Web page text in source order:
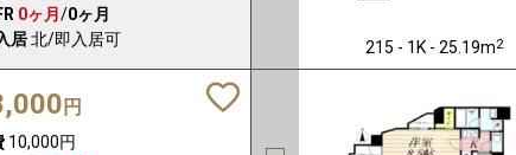
0ヶ月/0ヶ月
居北/即入居可 215 - 1K - 25.19m2
円
10,000円